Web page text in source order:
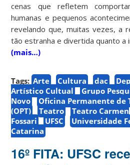
cenas que refletem
humanas e pequenos
revelando que, muitas vezes, a
tão estranha e divertida quanto a
(mais…)
Tags: Arte Cultura dac
Artístico Cultual
Grupo
Novo
Oficina Permanente de
(OPT)
Teatro
Teatro Carmen
Fossari
UFSC
Universidade
Catarina
16º FITA: UFSC